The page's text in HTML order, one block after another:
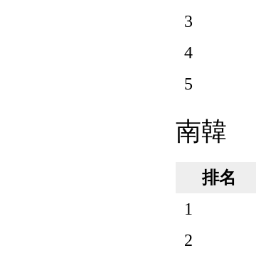
3
4
5
南韓
排名
1
2